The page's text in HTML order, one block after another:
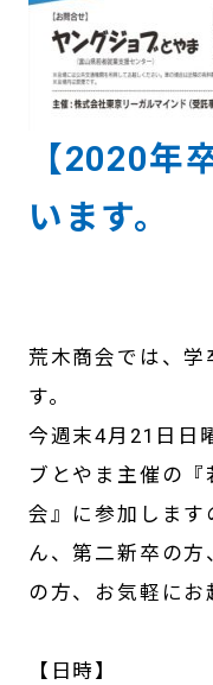
【2020年
います。
荒木商会では、学
す。
今週末4月21日日
ブとやま主催の
会』に参加します
ん、第二新卒の
の方、お気軽にお
【日時】